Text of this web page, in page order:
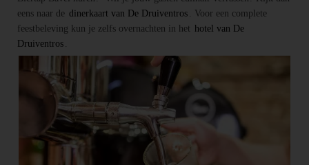
eens naar de dinerkaart van De Druiventros . Voor een complete
feestbeleving kun je zelfs overnachten in het
hotel van De
Druiventros .